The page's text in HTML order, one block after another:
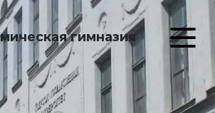
гимназия